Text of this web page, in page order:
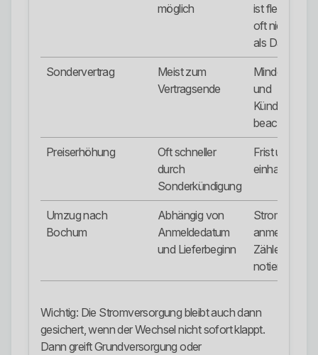
möglich
ist flexibel,
oft nicht
als
Sondervertrag
Meist zum
Vertragsende
und
beachten.
Preiserhöhung
Oft schneller
durch
Sonderkündigung
Frist
einhalten.
Umzug nach
Bochum
Abhängig von
Anmeldedatum
und Lieferbeginn
Strom
anmelden
Zählerstand
notieren.
Wichtig: Die Stromversorgung bleibt auch dann
gesichert, wenn der Wechsel nicht sofort klappt.
Dann greift Grundversorgung oder